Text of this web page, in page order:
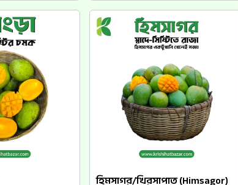
হিমসাগর/খিরসাপাত (Himsagor)